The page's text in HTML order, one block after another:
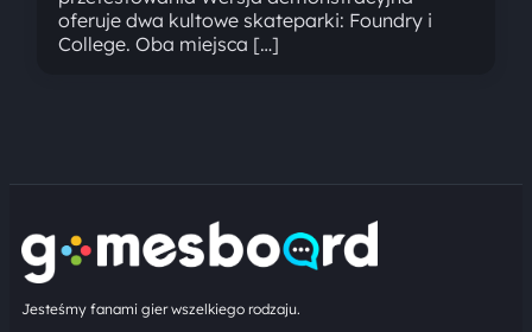
oferuje dwa kultowe skateparki: Foundry i
College. Oba miejsca […]
Jesteśmy fanami gier wszelkiego rodzaju.